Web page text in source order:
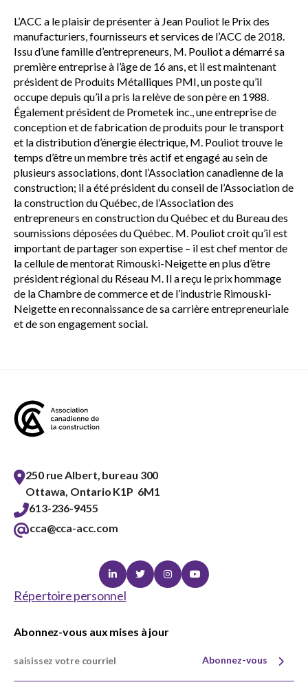
L’ACC a le plaisir de présenter à Jean Pouliot le Prix des
manufacturiers, fournisseurs et services de l’ACC de 2018.
Issu d’une famille d’entrepreneurs, M. Pouliot a démarré sa
première entreprise à l’âge de 16 ans, et il est maintenant
président de Produits Métalliques PMI, un poste qu’il
occupe depuis qu’il a pris la relève de son père en 1988.
Également président de Prometek inc., une entreprise de
conception et de fabrication de produits pour le transport
et la distribution d’énergie électrique, M. Pouliot trouve le
temps d’être un membre très actif et engagé au sein de
plusieurs associations, dont l’Association canadienne de la
construction; il a été président du conseil de l’Association de
la construction du Québec, de l’Association des
entrepreneurs en construction du Québec et du Bureau des
soumissions déposées du Québec. M. Pouliot croit qu’il est
important de partager son expertise – il est chef mentor de
la cellule de mentorat Rimouski-Neigette en plus d’être
président régional du Réseau M. Il a reçu le prix hommage
de la Chambre de commerce et de l’industrie Rimouski-
Neigette en reconnaissance de sa carrière entrepreneuriale
et de son engagement social.
250 rue Albert, bureau 300
Ottawa, Ontario K1P 6M1
613-236-9455
cca@cca-acc.com
LinkedinTwitterInstagramYoutube
Répertoire personnel
Abonnez-vous aux mises à jour
Abonnez-vous